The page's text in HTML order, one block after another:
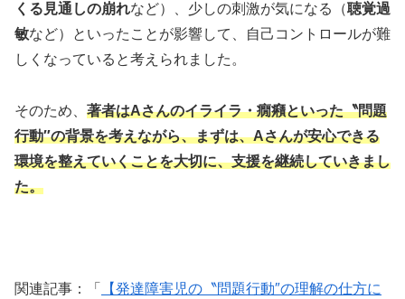
くる見通しの崩れなど）、少しの刺激が気になる（聴覚過
敏など）といったことが影響して、自己コントロールが難
しくなっていると考えられました。
そのため、 著者はAさんのイライラ・癇癪といった〝問題
行動″の背景を考えながら、まずは、Aさんが安心できる
環境を整えていくことを大切に、支援を継続していきまし
た。
関連記事：「
【発達障害児の〝問題行動″の理解の仕方に